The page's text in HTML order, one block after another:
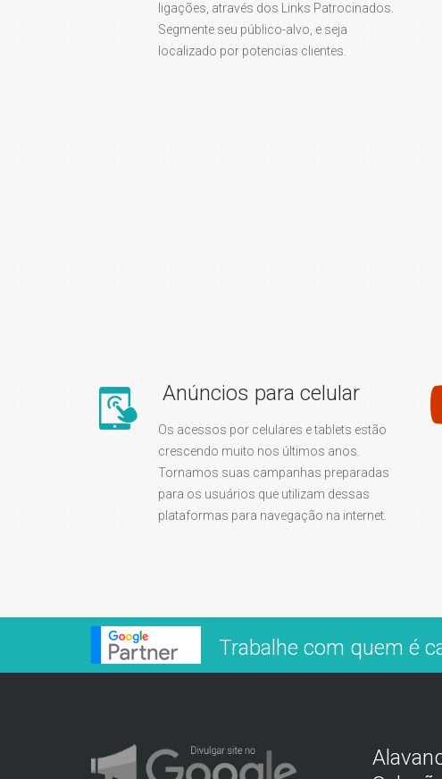
ligações, através dos Links Patrocinados.
Segmente seu público-alvo, e seja
localizado por potencias clientes.
Anúncios para celular
Os acessos por celulares e tablets estão
crescendo muito nos últimos anos.
Tornamos suas campanhas preparadas
para os usuários que utilizam dessas
plataformas para navegação na internet.
Trabalhe com quem é